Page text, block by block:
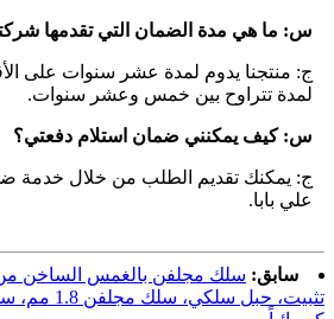
س: ما هي مدة الضمان التي تقدمها
ج: منتجنا يدوم لمدة عشر سنوات على
لمدة تتراوح بين خمس وعشر سنوات.
س: كيف يمكنني ضمان استلام دفعتي؟
ج: يمكنك تقديم الطلب من خلال خدمة
علي بابا.
سابق:
تثبيت، حبل